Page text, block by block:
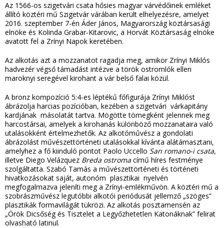
Az 1566-os szigetvári csata hősies magyar várvédőinek emléket
állító köztéri mű Szigetvár várában került elhelyezésre, amelyet
2016. szeptember 7-én Áder János, Magyarország köztársasági
elnöke és Kolinda Grabar-Kitarovic, a Horvát Köztársaság elnöke
avatott fel a Zrínyi Napok keretében.
Az alkotás azt a mozzanatot ragadja meg, amikor Zrínyi Miklós
hadvezér végső támadást intézve a török ostromlók ellen
maroknyi seregével kirohant a vár belső falai közül.
A bronz kompozíció 5:4-es léptékű főfigurája Zrínyi Miklóst
ábrázolja harcias pozícióban, kezében a szigetvári várkapitány
kardjának másolatát tartva. Mögötte tömegként jelennek meg
harcostársai, amelyek a kirohanás különböző mozzanataira való
utalásokként értelmezhetők. Az alkotóművész a gondolati
ábrázolást művészettörténeti utalásokkal kívánta alátámasztani,
amelyhez a fő kiinduló pontot Paolo Uccello San romano-i csata,
illetve Diego Velázquez Breda ostroma című híres festménye
szolgáltatta. Szabó Tamás a művészettörténeti és történeti
hivatkozásokat saját, autonóm plasztikai nyelvén
megfogalmazva jeleníti meg a Zrínyi-emlékművön. A köztéri mű a
szobrászművész legutóbbi alkotói periódusát jellemző „szöges”
plasztikák formavilágát tükrözi. Az alkotás posztamensén az
„Örök Dicsőség és Tisztelet a Legyőzhetetlen Katonáknak” felirat
olvasható latinul.